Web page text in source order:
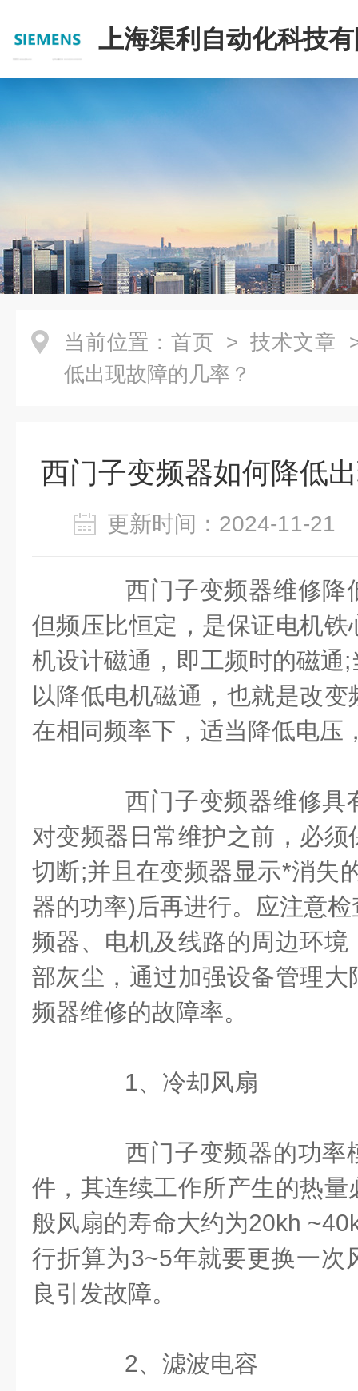
上海渠利自动化科技
当前位置： 首页 > 技术文章
低出现故障的几率？
西门子变频器如何降低
更新时间：2024-11-
西门子变频器维修降
但频压比恒定，是保证电机
机设计磁通，即工频时的磁通
以降低电机磁通，也就是改
在相同频率下，适当降低电压
西门子变频器维修具
对变频器日常维护之前，必
切断;并且在变频器显示*消失
器的功率)后再进行。应注意
频器、电机及线路的周边环
部灰尘，通过加强设备管理
频器维修的故障率。
1、冷却风扇
西门子变频器的功率
件，其连续工作所产生的热
般风扇的寿命大约为20kh
行折算为3~5年就要更换一次
良引发故障。
2、滤波电容